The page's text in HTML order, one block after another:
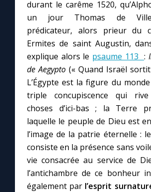
durant le carême 1520,
un jour Thomas de
prédicateur, alors prieur du
Ermites de saint Augustin,
explique alors le psaume 113 :
de Aegypto (« Quand Israël sortit
L’Égypte est la figure du
triple concupiscence qui
choses d’ici-bas ; la Terre
laquelle le peuple de Dieu est
l’image de la patrie éternelle :
consiste en la présence sans
vie consacrée au service de
l’antichambre de ce bonheur
également par l’esprit